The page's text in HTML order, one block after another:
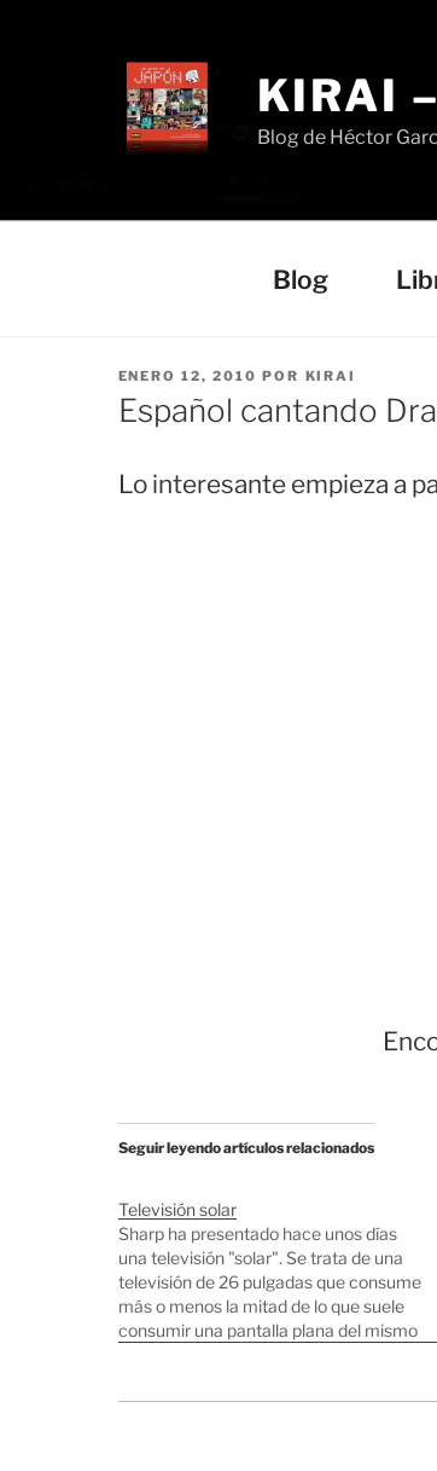
KIRAI
Blog de Héctor
Blog
PUBLICADO
EL
ENERO 12, 2010 POR KIRAI
Español cantando
Lo interesante empieza a
Seguir leyendo artículos relacionados
Televisión solar
Sharp ha presentado hace unos días
una televisión "solar". Se trata de una
televisión de 26 pulgadas que consume
más o menos la mitad de lo que suele
consumir una pantalla plana del mismo
tendrá más o menos…